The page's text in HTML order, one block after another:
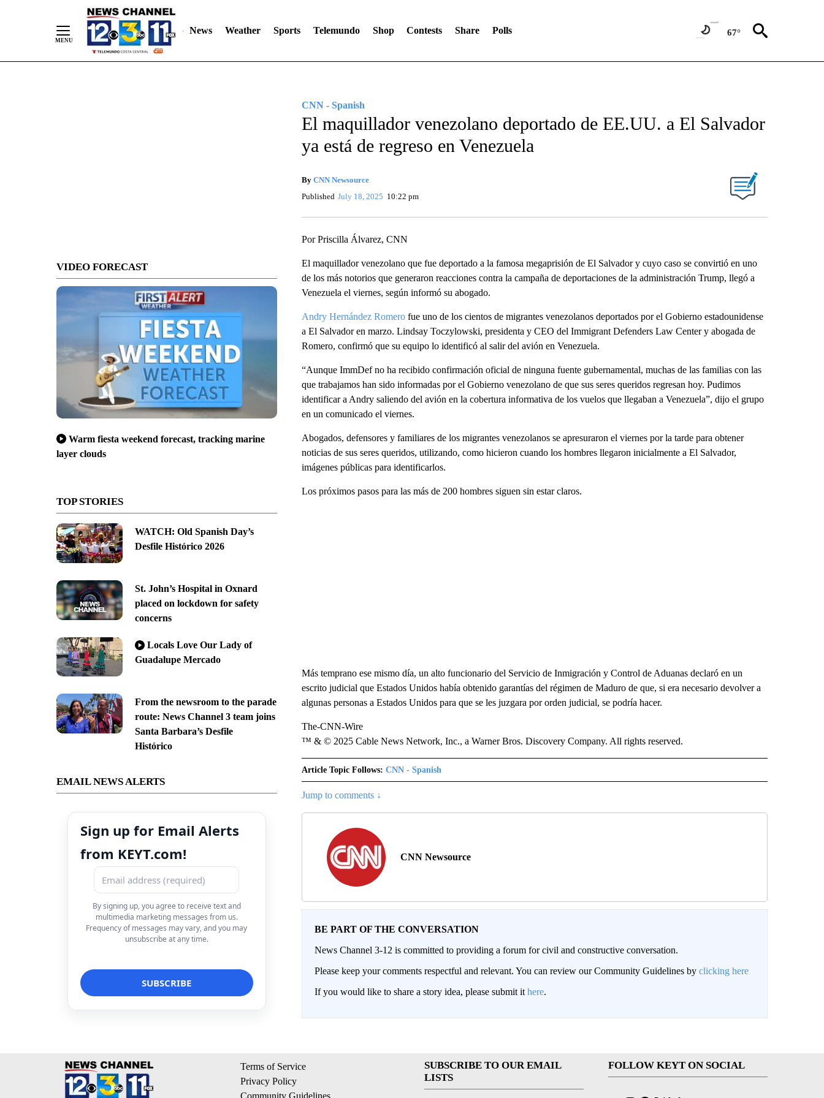
News Weather Sports Telemundo Shop Contests Share Polls 67°
VIDEO FORECAST
Warm fiesta weekend forecast, tracking marine
layer clouds
TOP STORIES
WATCH: Old Spanish Day’s
Desfile Histórico 2026
St. John’s Hospital in Oxnard
placed on lockdown for safety
concerns
Locals Love Our Lady of
Guadalupe Mercado
From the newsroom to the parade
route: News Channel 3 team joins
Santa Barbara’s Desfile
Histórico
EMAIL NEWS ALERTS
Sign up for Email Alerts
from KEYT.com!
By signing up, you agree to receive text and
multimedia marketing messages from us.
Frequency of messages may vary, and you may
unsubscribe at any time.
CNN - Spanish
El maquillador venezolano deportado de EE.UU. a El Salvador
ya está de regreso en Venezuela
By CNN Newsource
Published July 18, 2025 10:22 pm
Por Priscilla Álvarez, CNN
El maquillador venezolano que fue deportado a la famosa megaprisión de El Salvador y cuyo caso se convirtió en uno
de los más notorios que generaron reacciones contra la campaña de deportaciones de la administración Trump, llegó a
Venezuela el viernes, según informó su abogado.
Andry Hernández Romerofue uno de los cientos de migrantes venezolanos deportados por el Gobierno estadounidense
a El Salvador en marzo. Lindsay Toczylowski, presidenta y CEO del Immigrant Defenders Law Center y abogada de
Romero, confirmó que su equipo lo identificó al salir del avión en Venezuela.
“Aunque ImmDef no ha recibido confirmación oficial de ninguna fuente gubernamental, muchas de las familias con las
que trabajamos han sido informadas por el Gobierno venezolano de que sus seres queridos regresan hoy. Pudimos
identificar a Andry saliendo del avión en la cobertura informativa de los vuelos que llegaban a Venezuela”, dijo el grupo
en un comunicado el viernes.
Abogados, defensores y familiares de los migrantes venezolanos se apresuraron el viernes por la tarde para obtener
noticias de sus seres queridos, utilizando, como hicieron cuando los hombres llegaron inicialmente a El Salvador,
imágenes públicas para identificarlos.
Los próximos pasos para las más de 200 hombres siguen sin estar claros.
Más temprano ese mismo día, un alto funcionario del Servicio de Inmigración y Control de Aduanas declaró en un
escrito judicial que Estados Unidos había obtenido garantías del régimen de Maduro de que, si era necesario devolver a
algunas personas a Estados Unidos para que se les juzgara por orden judicial, se podría hacer.
The-CNN-Wire
™ & © 2025 Cable News Network, Inc., a Warner Bros. Discovery Company. All rights reserved.
Article Topic Follows: CNN - Spanish
Jump to comments ↓
CNN Newsource
BE PART OF THE CONVERSATION
News Channel 3-12 is committed to providing a forum for civil and constructive conversation.
Please keep your comments respectful and relevant. You can review our Community Guidelines by clicking here
If you would like to share a story idea, please submit it here.
Terms of Service
Privacy Policy
SUBSCRIBE TO OUR EMAIL
LISTS
FOLLOW KEYT ON SOCIAL